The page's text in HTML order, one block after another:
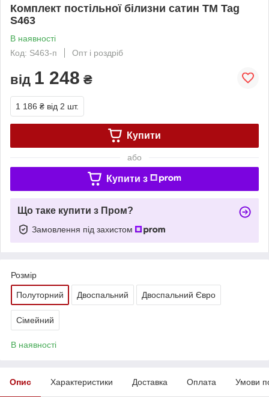
Комплект постільної білизни сатин TM Tag
S463
В наявності
Код: S463-п
Опт і роздріб
від 1 248 ₴
1 186 ₴ від 2 шт.
Купити
або
Купити з
Що таке купити з Пром?
Замовлення під захистом
Розмір
Полуторний Двоспальний Двоспальний Євро
Сімейний
В наявності
Опис Характеристики Доставка Оплата Умови